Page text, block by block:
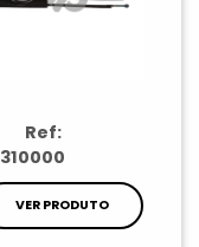
Ref:
VER PRODUTO